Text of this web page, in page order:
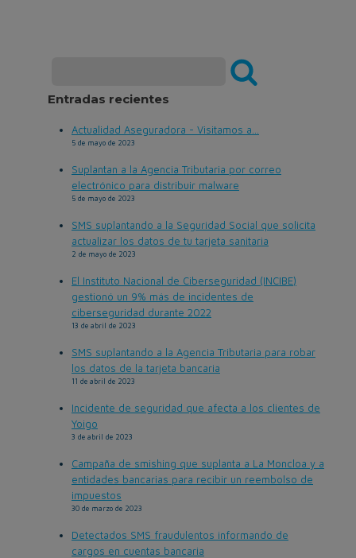
Entradas recientes
Actualidad Aseguradora - Visitamos a...
5 de mayo de 2023
Suplantan a la Agencia Tributaria por correo
electrónico para distribuir malware
5 de mayo de 2023
SMS suplantando a la Seguridad Social que solicita
actualizar los datos de tu tarjeta sanitaria
2 de mayo de 2023
El Instituto Nacional de Ciberseguridad (INCIBE)
gestionó un 9% más de incidentes de
ciberseguridad durante 2022
13 de abril de 2023
SMS suplantando a la Agencia Tributaria para robar
los datos de la tarjeta bancaria
11 de abril de 2023
Incidente de seguridad que afecta a los clientes de
Yoigo
3 de abril de 2023
Campaña de smishing que suplanta a La Moncloa y a
entidades bancarias para recibir un reembolso de
impuestos
30 de marzo de 2023
Detectados SMS fraudulentos informando de
cargos en cuentas bancaria